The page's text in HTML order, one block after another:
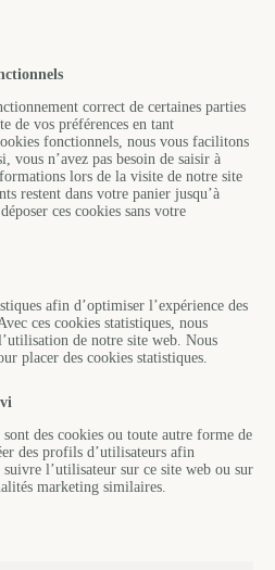
correct de certaines parties
de vos préférences en tant
fonctionnels, nous vous facilitons
vous n’avez pas besoin de saisir à
lors de la visite de notre site
restent dans votre panier jusqu’à
ces cookies sans votre
afin d’optimiser l’expérience des
ces cookies statistiques, nous
de notre site web. Nous
placer des cookies statistiques.
des cookies ou toute autre forme de
des profils d’utilisateurs afin
l’utilisateur sur ce site web ou sur
marketing similaires.